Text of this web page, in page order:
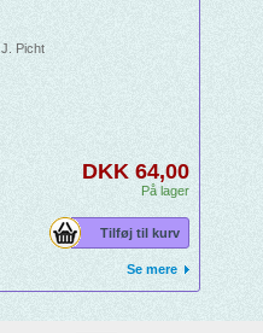
J. Picht
DKK 64,00
På lager
Tilføj til kurv
Se mere